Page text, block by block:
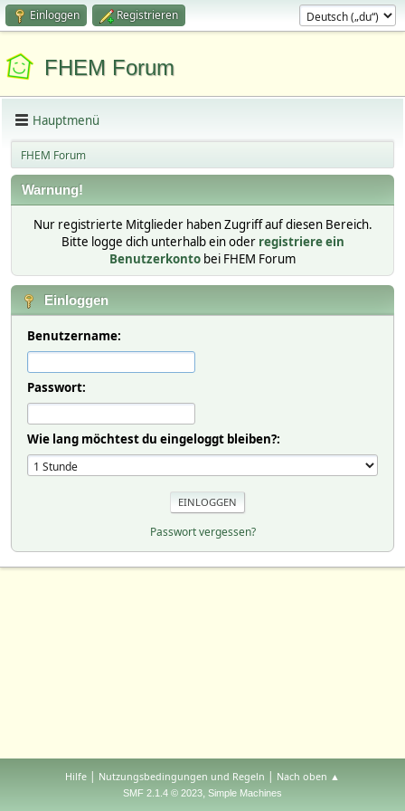
Einloggen Registrieren
FHEM Forum
Hauptmenü
FHEM Forum
Warnung!
Nur registrierte Mitglieder haben Zugriff auf diesen Bereich.
Bitte logge dich unterhalb ein oder registriere ein
Benutzerkonto bei FHEM Forum
Einloggen
Benutzername:
Passwort:
Wie lang möchtest du eingeloggt bleiben?:
Passwort vergessen?
Hilfe | Nutzungsbedingungen und Regeln | Nach oben ▲
SMF 2.1.4 © 2023, Simple Machines